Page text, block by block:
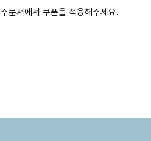
주문서에서 쿠폰을 적용해주세요.